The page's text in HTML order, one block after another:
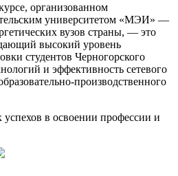
организованном
университетом «МЭИ» —
вузов страны, — это
высокий уровень
студентов Черногорского
и эффективность сетевого
производственного
в освоении профессии и